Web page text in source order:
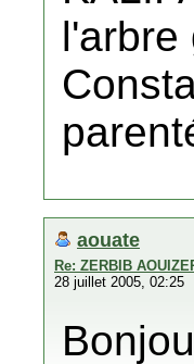
l'arbre
aouate
Re: ZERBIB
28 juillet 2005, 02:25